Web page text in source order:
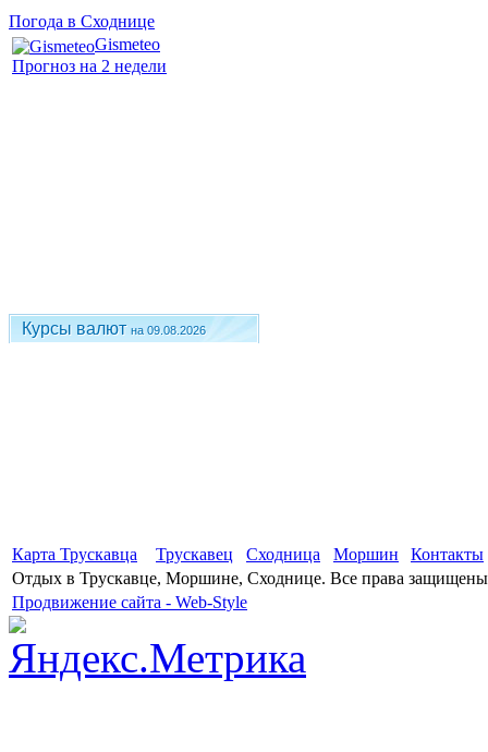
Погода в Сходнице
Gismeteo
Прогноз на 2 недели
Курсы валют на 09.08.2026
Карта Трускавца Трускавец Сходница Моршин
Контакты
Отдых в Трускавце, Моршине, Сходнице. Все права
Продвижение сайта - Web-Style